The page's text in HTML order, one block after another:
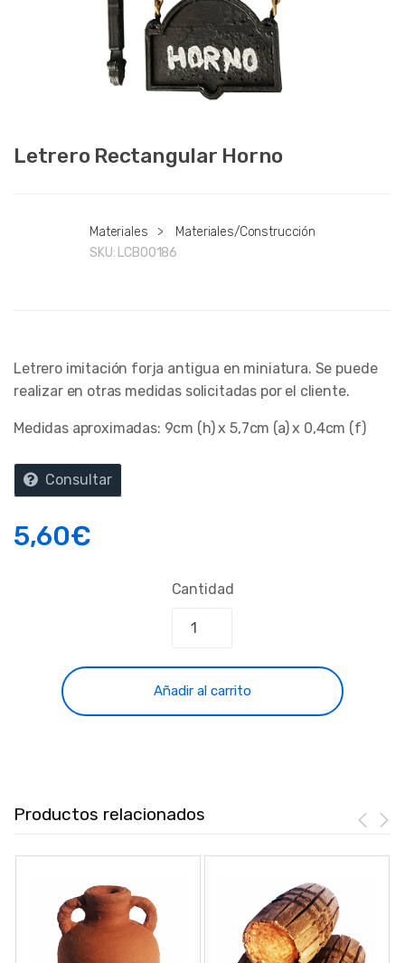
Letrero Rectangular Horno
Materiales >
Materiales/Construcción
SKU: LCB00186
Letrero imitación forja antigua en miniatura. Se puede
realizar en otras medidas solicitadas por el cliente.
Medidas aproximadas: 9cm (h) x 5,7cm (a) x 0,4cm (f)
Consultar
5,60€
Cantidad
Añadir al carrito
Productos relacionados